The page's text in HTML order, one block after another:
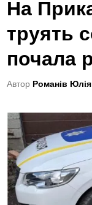
s
t
e
d
i
На
труять
почала
Автор Романів Юлія